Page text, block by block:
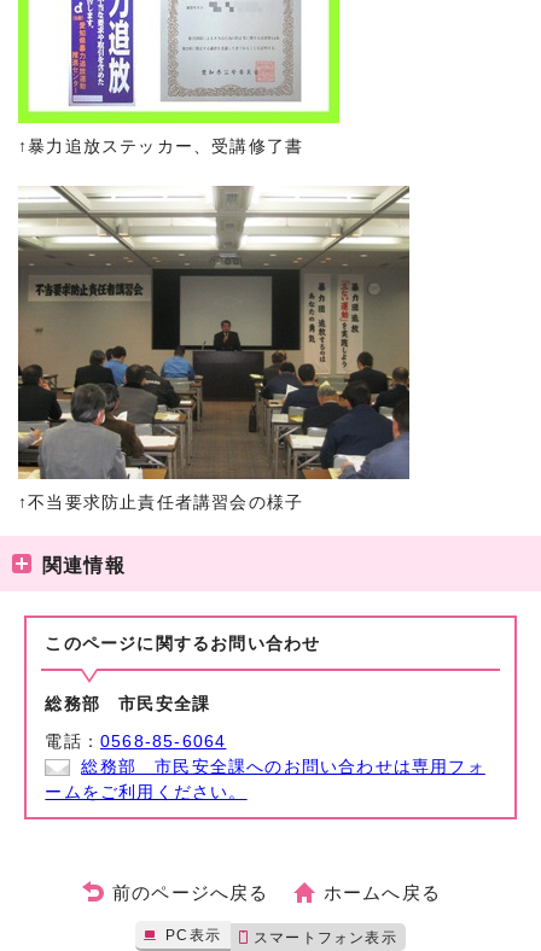
↑暴力追放ステッカー、受講修了書
↑不当要求防止責任者講習会の様子
関連情報
このページに関する お問い合わせ
総務部 市民安全課
電話：0568-85-6064
総務部 市民安全課へのお問い合わせは専用フォ
ームをご利用ください。
前のページへ戻る ホームへ戻る
PC表示 スマートフォン表示